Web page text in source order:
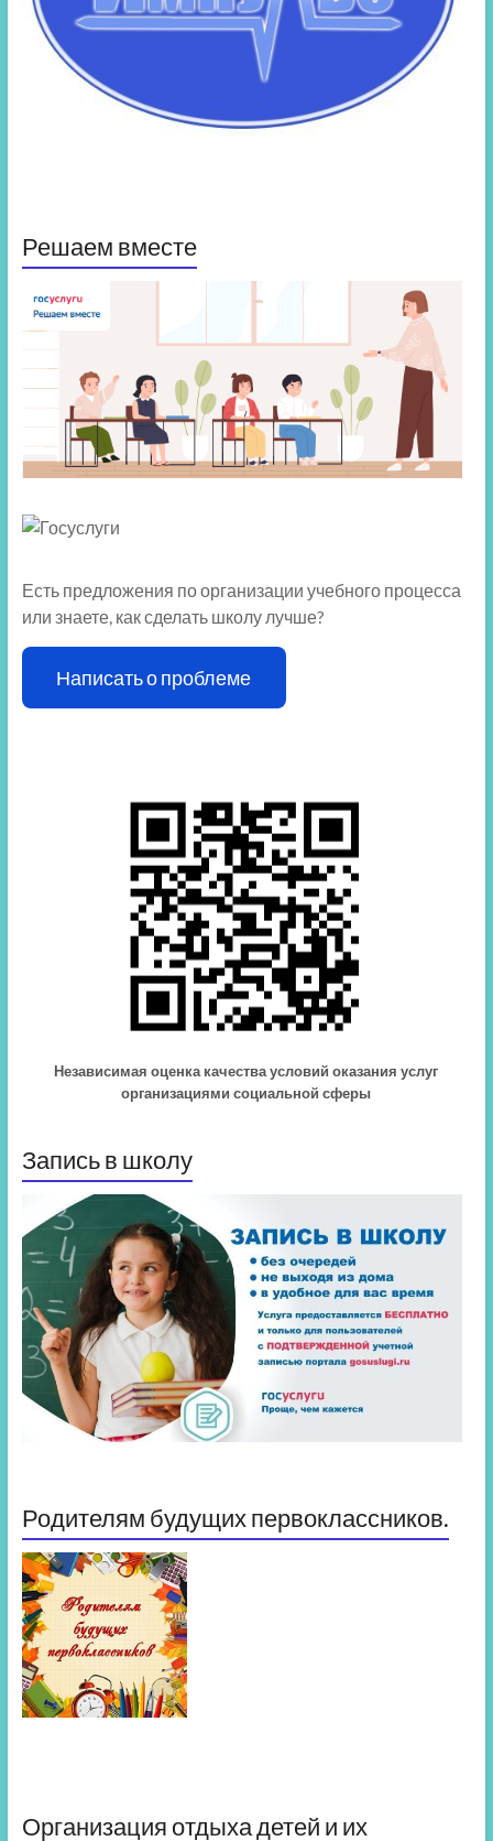
Решаем вместе
Есть предложения по организации учебного процесса
или знаете, как сделать школу лучше?
Написать о проблеме
Независимая оценка качества условий оказания услуг
организациями социальной сферы
Запись в школу
Родителям будущих первоклассников.
Организация отдыха детей и их